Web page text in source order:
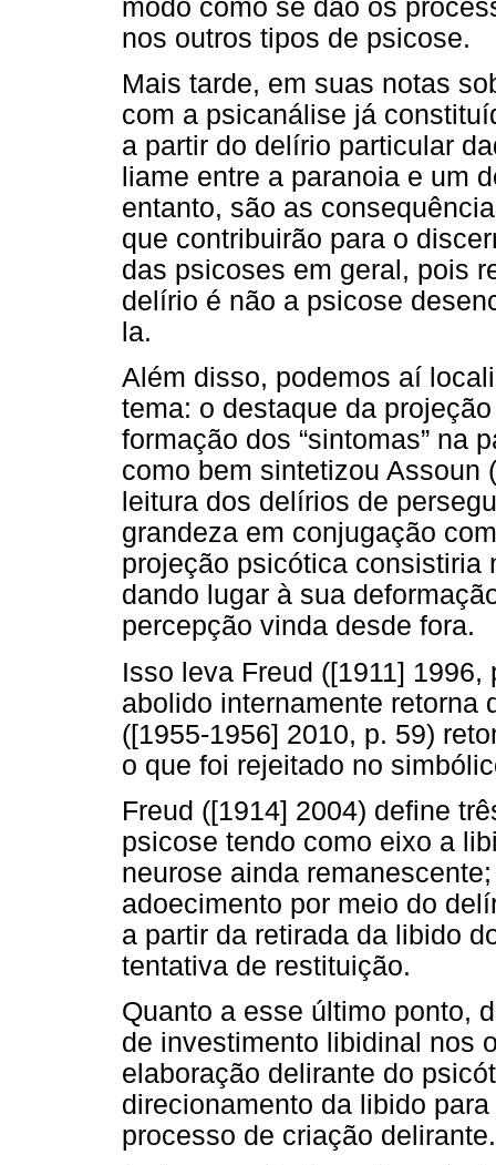
modo como se dão os
nos outros tipos de psicose.
Mais tarde, em suas notas
com a psicanálise já
a partir do delírio particular
liame entre a paranoia e um
entanto, são as
que contribuirão para o
das psicoses em geral, pois
delírio é não a psicose
la.
Além disso, podemos aí
tema: o destaque da
formação dos “sintomas” na
como bem sintetizou Assoun
leitura dos delírios de
grandeza em conjugação
projeção psicótica consistiria
dando lugar à sua
percepção vinda desde fora.
Isso leva Freud ([1911] 1996,
abolido internamente retorna
([1955-1956] 2010, p. 59)
o que foi rejeitado no
Freud ([1914] 2004) define
psicose tendo como eixo a
neurose ainda
adoecimento por meio do
a partir da retirada da libido
tentativa de restituição.
Quanto a esse último ponto,
de investimento libidinal nos
elaboração delirante do
direcionamento da libido
processo de criação delirante.